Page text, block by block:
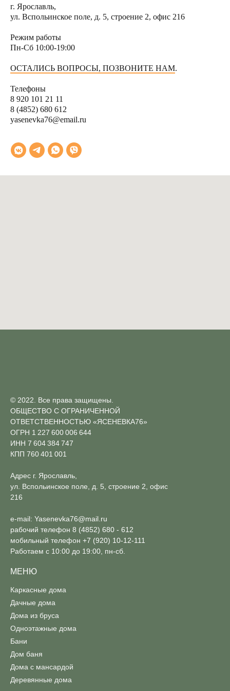
г. Ярославль,
ул. Вспольинское поле, д. 5, строение 2, офис 216
Режим работы
Пн-Сб 10:00-19:00
ОСТАЛИСЬ ВОПРОСЫ, ПОЗВОНИТЕ НАМ.
Телефоны
8 920 101 21 11
8 (4852) 680 612
yasenevka76@email.ru
© 2022. Все права защищены.
ОБЩЕСТВО С ОГРАНИЧЕННОЙ
ОТВЕТСТВЕННОСТЬЮ «ЯСЕНЕВКА76»
ОГРН 1 227 600 006 644
ИНН 7 604 384 747
КПП 760 401 001
Адрес г. Ярославль,
ул. Вспольинское поле, д. 5, строение 2, офис
216
e-mail: Yasenevka76@mail.ru
рабочий телефон 8 (4852) 680 - 612
мобильный телефон +7 (920) 10-12-111
Работаем с 10:00 до 19:00, пн-сб.
МЕНЮ
Каркасные дома
Дачные дома
Дома из бруса
Одноэтажные дома
Бани
Дом баня
Дома с мансардой
Деревянные дома